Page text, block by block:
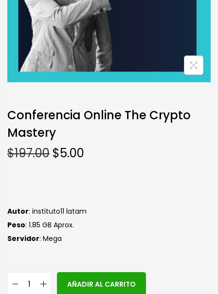
Conferencia Online The Crypto
Mastery
$197.00 $5.00
Autor: instituto11 latam
Peso: 1.85 GB Aprox.
Servidor: Mega
AÑADIR AL CARRITO